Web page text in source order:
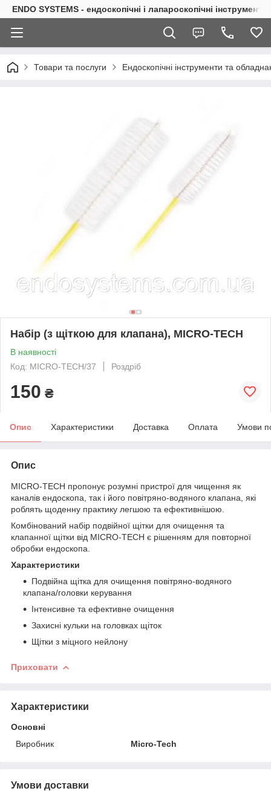
ENDO SYSTEMS - ендоскопічні і лапароскопічні інструменти
Товари та послуги Ендоскопічні інструменти та
Набір (з щіткою для клапана), MICRO-TECH
В наявності
Код: MICRO-TECH/37
Роздріб
150 ₴
Опис Характеристики Доставка Оплата Умови
Опис
MICRO-TECH пропонує розумні пристрої для чищення як
каналів ендоскопа, так і його повітряно-водяного клапана, які
роблять щоденну практику легшою та ефективнішою.
Комбінований набір подвійної щітки для очищення та
клапанної щітки від MICRO-TECH є рішенням для повторної
обробки ендоскопа.
Характеристики
Подвійна щітка для очищення повітряно-водяного
клапана/головки керування
Інтенсивне та ефективне очищення
Захисні кульки на головках щіток
Щітки з міцного нейлону
Приховати
Характеристики
Основні
Виробник
Micro-Tech
Умови доставки